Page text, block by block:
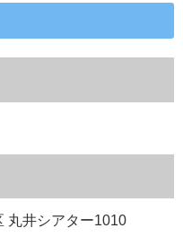
丸井シアター1010